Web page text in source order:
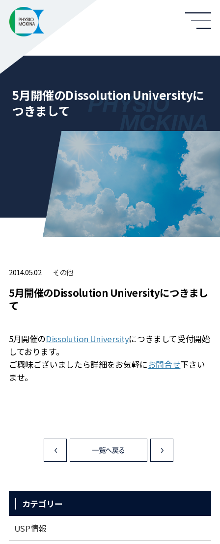
5月開催のDissolution Universityに
つきまして
2014.05.02 その他
5月開催のDissolution Universityにつきまし
て
5月開催のDissolution Universityにつきまして受付開始
しております。
ご興味ございましたら詳細をお気軽にお問合せ下さい
ませ。
<
一覧へ戻る
カテゴリー
USP情報